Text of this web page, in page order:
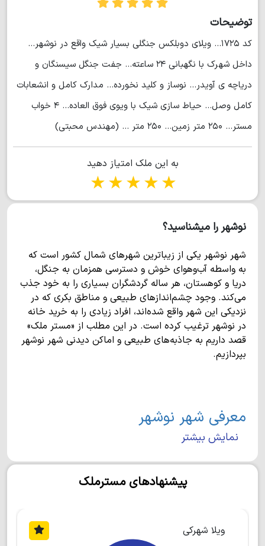
توضیحات
کد ۱۷۲۵... ویلای دوبلکس جنگلی بسیار شیک واقع در نوشهر...
داخل شهرک با نگهبانی ۲۴ ساعته... جفت جنگل سیسنگان و
دریاچه ی آویدر... نوساز و کلید نخورده... مدارک کامل و انشعابات
کامل وصل... حیاط سازی شیک با ویوی فوق العاده... ۴ خواب
مستر... ۲۵۰ متر زمین... ۲۵۰ متر ... (مهندس محبتی)
به این ملک امتیاز دهید
5 stars
4 stars
3 stars
2 stars
نوشهر را میشناسید؟
شهر نوشهر یکی از زیباترین شهرهای شمال کشور است که
به واسطه آب‌وهوای خوش و دسترسی همزمان به جنگل،
دریا و کوهستان، هر ساله گردشگران بسیاری را به خود جذب
می‌کند. وجود چشم‌اندازهای طبیعی و مناطق بکری که در
نزدیکی این شهر واقع شده‌اند، افراد زیادی را به خرید خانه
در نوشهر ترغیب کرده است. در این مطلب از «مستر ملک»
قصد داریم به جاذبه‌های طبیعی و اماکن دیدنی شهر نوشهر
بپردازیم.
معرفی شهر نوشهر
بندر نوشهر در غرب استان مازندران واقع شده و یکی از
از شرق به شهر نور و از غرب به چالوس منتهی می‌شود. در
جنوب نوشهر، کوه‌های البرز و شهر کوهستانی بلده قرار دارد.
گردشگری، استقرار فرودگاه، بندر کشتی، نیروی دریایی ارتش
و ایستگاه سینوپتیک از دلایل مطرح بودن نوشهر در کشور
نمایش بیشتر
پیشنهادهای مسترملک